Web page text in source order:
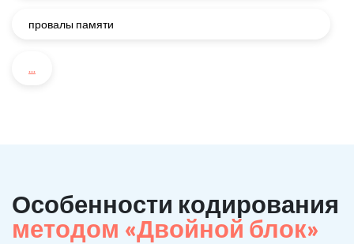
провалы памяти
...
Особенности кодирования
методом «Двойной блок»